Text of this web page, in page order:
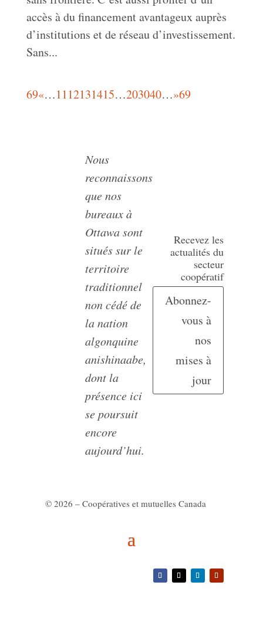
accès à du financement avantageux auprès
d’institutions et de réseau d’investissement.
Sans...
69«…1112131415…203040…»69
Nous
reconnaissons
que nos
bureaux à
Ottawa sont
situés sur le
territoire
traditionnel
non cédé de
la nation
algonquine
anishinaabe,
dont la
présence ici
se poursuit
encore
aujourd’hui.
Recevez les
actualités du
secteur
coopératif
Abonnez-
vous à
nos
mises à
jour
© 2026 – Coopératives et mutuelles Canada